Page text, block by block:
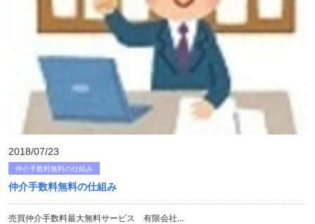
2018/07/23
仲介手数料無料の仕組み
仲介手数料無料の仕組み
売買仲介手数料最大無料サービス 有限会社...